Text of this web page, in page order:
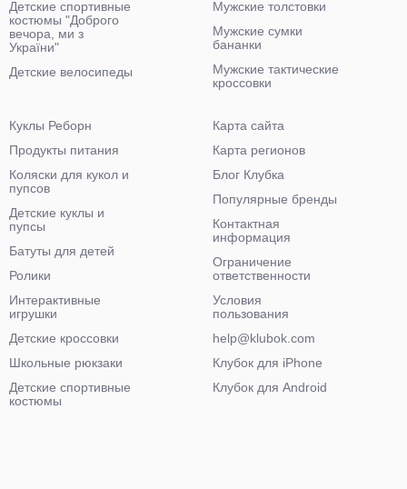
Детские спортивные
костюмы "Доброго
вечора, ми з
України"
Детские велосипеды
Мужские толстовки
Мужские сумки
бананки
Мужские тактические
кроссовки
Куклы Реборн
Продукты питания
Коляски для кукол и
пупсов
Детские куклы и
пупсы
Батуты для детей
Ролики
Интерактивные
игрушки
Детские кроссовки
Школьные рюкзаки
Детские спортивные
костюмы
Карта сайта
Карта регионов
Блог Клубка
Популярные бренды
Контактная
информация
Ограничение
ответственности
Условия
пользования
help@klubok.com
Клубок для iPhone
Клубок для Android